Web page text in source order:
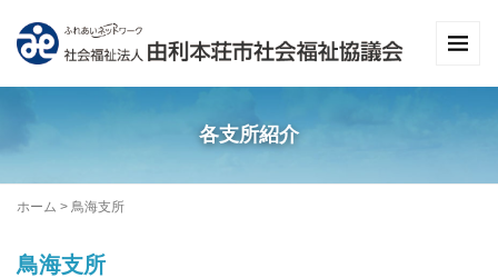
各支所紹介
ホーム > 鳥海支所
鳥海支所